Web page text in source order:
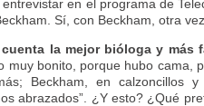
en el programa de
Sí, con Beckham, otra vez.
la mejor bióloga y más
muy bonito, porque hubo cama,
Beckham, en calzoncillos
abrazados”. ¿Y esto? ¿Qué